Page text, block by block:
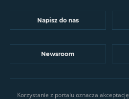
Napisz do nas
Newsroom
Korzystanie z portalu oznacza akceptację